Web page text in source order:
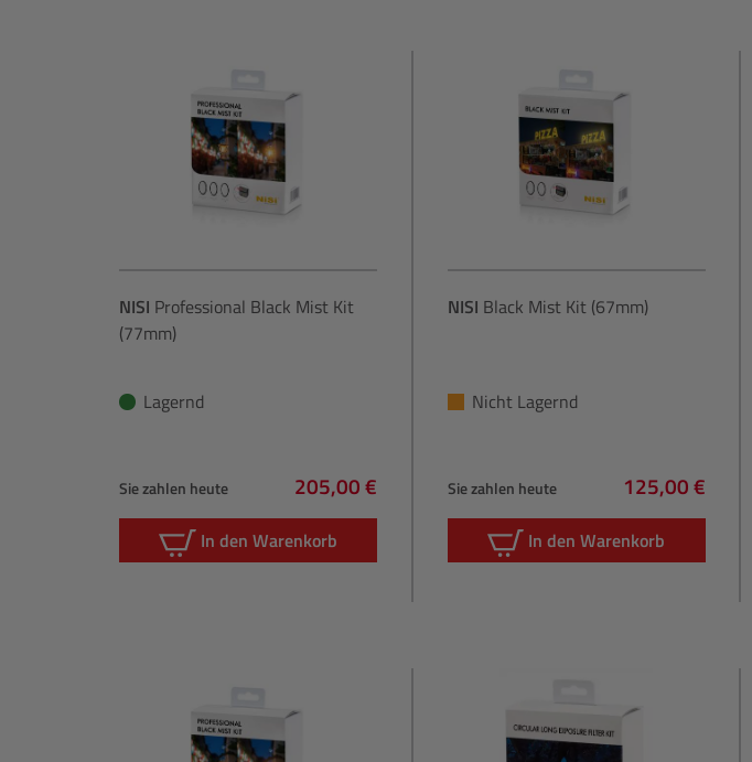
NISI Professional Black Mist Kit
(77mm)
Lagernd
Sie zahlen heute
Regulärer Preis:
205,00 €
In den Warenkorb
NISI Black Mist Kit (67mm)
Nicht Lagernd
Sie zahlen heute
Regulärer Preis:
125,00 €
In den Warenkorb